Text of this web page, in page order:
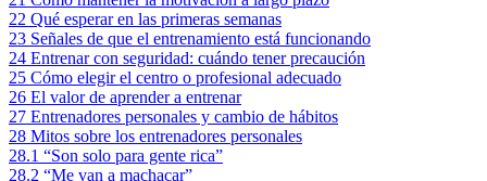
22 Qué esperar en las primeras semanas
23 Señales de que el entrenamiento está funcionando
24 Entrenar con seguridad: cuándo tener precaución
25 Cómo elegir el centro o profesional adecuado
26 El valor de aprender a entrenar
27 Entrenadores personales y cambio de hábitos
28 Mitos sobre los entrenadores personales
28.1 “Son solo para gente rica”
28.2 “Me van a machacar”